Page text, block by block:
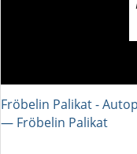
Fröbelin Palikat -
― Fröbelin Palikat